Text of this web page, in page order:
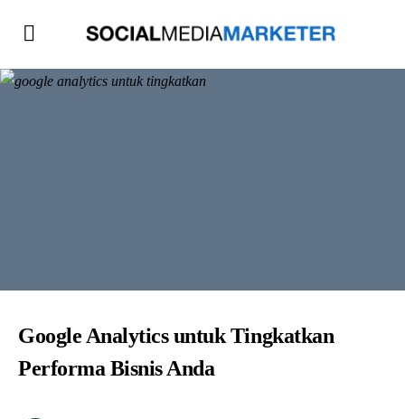
Google Analytics untuk Tingkatkan
Performa Bisnis Anda